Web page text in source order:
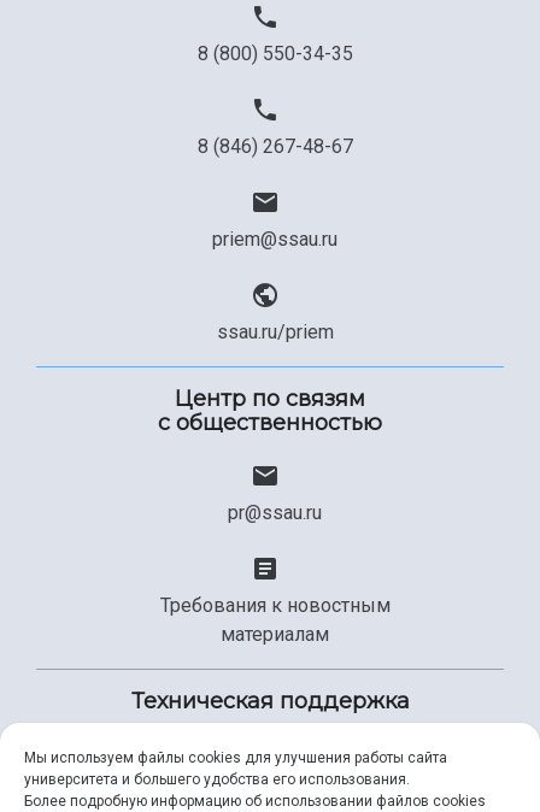
8 (800) 550-34-35
8 (846) 267-48-67
priem@ssau.ru
ssau.ru/priem
Центр по связям
с общественностью
pr@ssau.ru
Требования к новостным
материалам
Техническая поддержка
+7 (846) 267-49-99
Мы используем файлы cookies для улучшения работы сайта
университета и большего удобства его использования.
Более подробную информацию об использовании файлов cookies